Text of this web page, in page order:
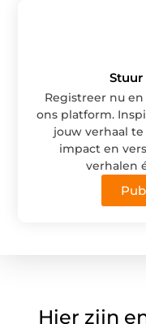
Stuur
Registreer nu
ons platform.
jouw verhaal
impact en
verhalen
Hier zijn